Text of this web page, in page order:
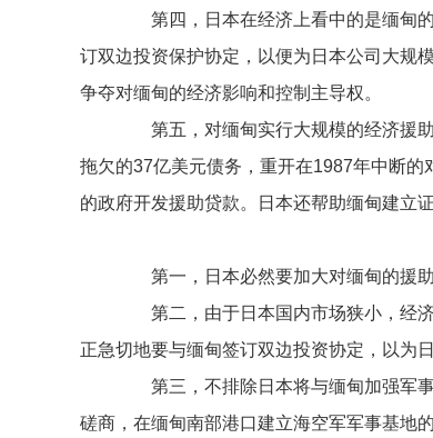
第四，日本在经济上看中的是缅甸的
订双边投资保护协定，以便为日本公司大规
争夺对缅甸的经济影响和控制主导权。
第五，对缅甸实行大规模的经济援助
拖欠的37亿美元债务，重开在1987年中断
的政府开发援助贷款。日本还帮助缅甸建立
第一，日本必然要加大对缅甸的援助
第二，由于日本国内市场狭小，经济
正急切地要与缅甸签订双边投资协定，以为
第三，不排除日本将与缅甸加强军事
磋商，在缅甸南部港口建立海空军军事基地